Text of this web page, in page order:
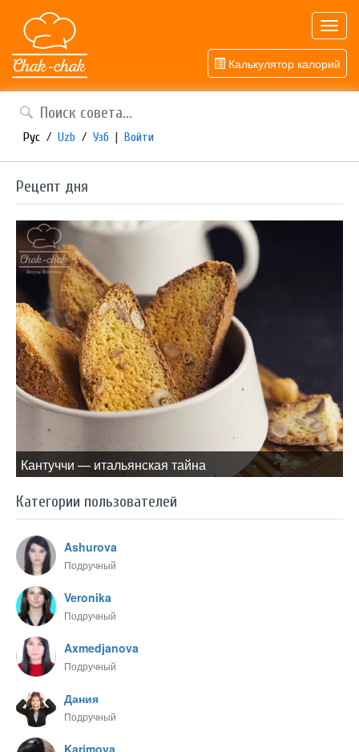
Калькулятор калорий
Рус / Uzb / Узб | Войти
Рецепт дня
Кантуччи — итальянская тайна
Категории пользователей
Ashurova
Подручный
Veronika
Подручный
Axmedjanova
Подручный
Дания
Подручный
Karimova